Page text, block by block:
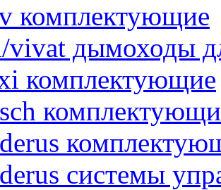
комплектующие
дымоходы
комплектующие
системы